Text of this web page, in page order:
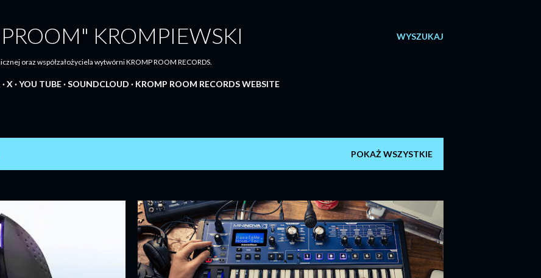
WYSZUKAJ
KROMPIEWSKI
oraz współzałożyciela wytwórni KROMP ROOM RECORDS.
X YOU TUBE SOUNDCLOUD KROMP ROOM RECORDS WEBSITE
POKAŻ WSZYSTKIE